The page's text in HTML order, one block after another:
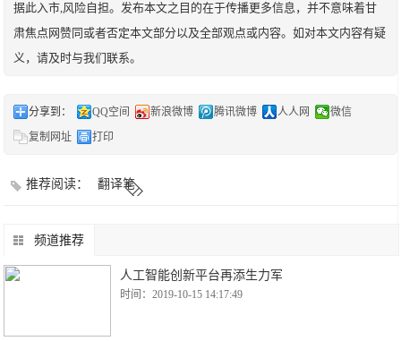
据此入市,风险自担。发布本文之目的在于传播更多信息，并不意味着甘
肃焦点网赞同或者否定本文部分以及全部观点或内容。如对本文内容有疑
义，请及时与我们联系。
分享到： QQ空间 新浪微博 腾讯微博 人人网
微信
复制网址
打印
推荐阅读： 翻译笔
频道推荐
人工智能创新平台再添生力军
时间：2019-10-15 14:17:49